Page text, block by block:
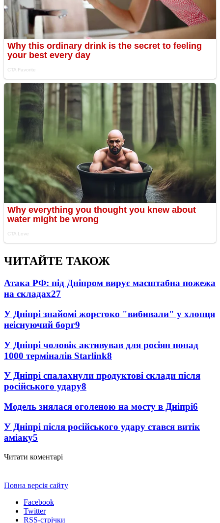
ЧИТАЙТЕ ТАКОЖ
Атака РФ: під Дніпром вирує масштабна пожежа
на складах27
У Дніпрі знайомі жорстоко "вибивали" у хлопця
неіснуючий борг9
У Дніпрі чоловік активував для росіян понад
1000 терміналів Starlink8
У Дніпрі спалахнули продуктові склади після
російського удару8
Модель знялася оголеною на мосту в Дніпрі6
У Дніпрі після російського удару стався витік
аміаку5
Читати коментарі
Повна версія сайту
Facebook
Twitter
RSS-стрічки